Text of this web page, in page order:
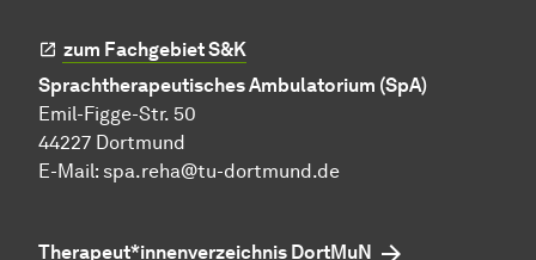
zum Fachgebiet S&K
Sprachtherapeutisches Ambulatorium (SpA)
Emil-Figge-Str. 50
44227 Dortmund
E-Mail: spa.reha@tu-dortmund.de
Therapeut*innenverzeichnis DortMuN